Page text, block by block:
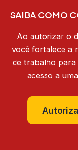
SAIBA COMO
Ao autorizar o
você fortalece a
de trabalho para
acesso a